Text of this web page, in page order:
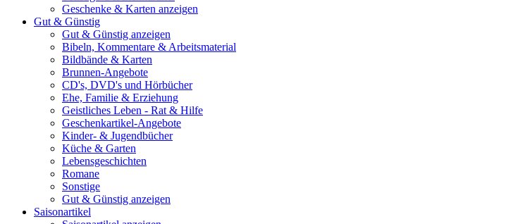
Geschenke & Karten anzeigen
Gut & Günstig
Gut & Günstig anzeigen
Bibeln, Kommentare & Arbeitsmaterial
Bildbände & Karten
Brunnen-Angebote
CD's, DVD's und Hörbücher
Ehe, Familie & Erziehung
Geistliches Leben - Rat & Hilfe
Geschenkartikel-Angebote
Kinder- & Jugendbücher
Küche & Garten
Lebensgeschichten
Romane
Sonstige
Gut & Günstig anzeigen
Saisonartikel